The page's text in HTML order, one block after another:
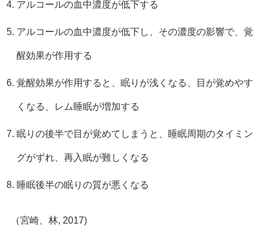
アルコールの血中濃度が低下する
アルコールの血中濃度が低下し、その濃度の影響で、覚
醒効果が作用する
覚醒効果が作用すると、眠りが浅くなる、目が覚めやす
くなる、レム睡眠が増加する
眠りの後半で目が覚めてしまうと、睡眠周期のタイミン
グがずれ、再入眠が難しくなる
睡眠後半の眠りの質が悪くなる
（宮崎、林, 2017)